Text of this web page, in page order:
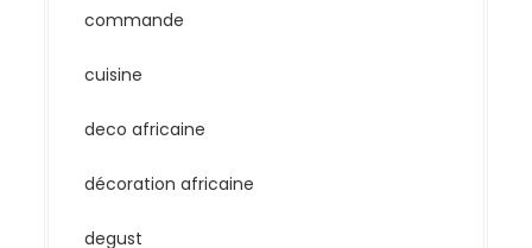
commande
cuisine
deco africaine
décoration africaine
degust